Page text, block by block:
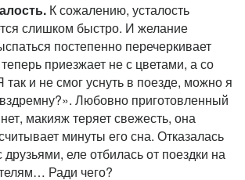
К сожалению, усталость
слишком быстро. И желание
постепенно перечеркивает
приезжает не с цветами, а со
и не смог уснуть в поезде, можно я
Любовно приготовленный
макияж теряет свежесть, она
минуты его сна. Отказалась
друзьями, еле отбилась от поездки на
Ради чего?